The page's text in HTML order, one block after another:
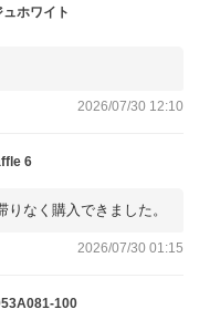
ホワイト
2026/07/30 12:10
6
なく購入できました。
2026/07/30 01:15
100